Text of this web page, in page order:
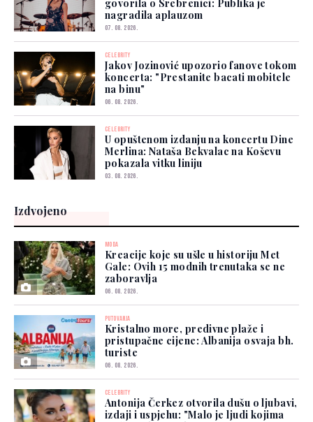
govorila o Srebrenici: Publika je
nagradila aplauzom
07. 08. 2026.
CELEBRITY
Jakov Jozinović upozorio fanove tokom
koncerta: "Prestanite bacati mobitele
na binu"
06. 08. 2026.
CELEBRITY
U opuštenom izdanju na koncertu Dine
Merlina: Nataša Bekvalac na Koševu
pokazala vitku liniju
03. 08. 2026.
Izdvojeno
MODA
Kreacije koje su ušle u historiju Met
Gale: Ovih 15 modnih trenutaka se ne
zaboravlja
06. 08. 2026.
PUTOVANJA
Kristalno more, predivne plaže i
pristupačne cijene: Albanija osvaja bh.
turiste
06. 08. 2026.
CELEBRITY
Antonija Čerkez otvorila dušu o ljubavi,
izdaji i uspjehu: "Malo je ljudi kojima